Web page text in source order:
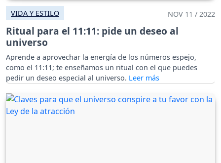
VIDA Y ESTILO NOV 11 / 2022
Ritual para el 11:11: pide un deseo al
universo
Aprende a aprovechar la energía de los números espejo,
como el 11:11; te enseñamos un ritual con el que puedes
pedir un deseo especial al universo.